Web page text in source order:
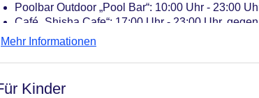
Poolbar Outdoor „Pool Bar“: 10:00 Uhr - 23:00
Café „Shisha Cafe“: 17:00 Uhr - 23:00 Uhr,
Strandbar „Beach Bar - Alaa El Din“: 10:00 Uhr
Bar „Filo Bar - English Pub Style“: 19:00 Uhr -
Mehr Informationen
Kinder